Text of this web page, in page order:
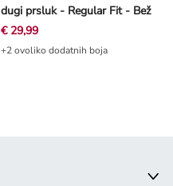
dugi prsluk - Regular Fit - Bež
€ 29,99
+2 ovoliko dodatnih boja